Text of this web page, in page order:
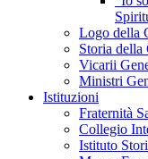
Logo della
Storia della
Vicarii
Ministri
Istituzioni
Fraternità
Collegio
Istituto